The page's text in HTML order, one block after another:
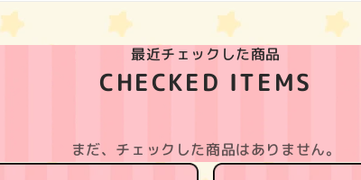
最近チェックした商品
CHECKED ITEMS
まだ、チェックした商品はありません。